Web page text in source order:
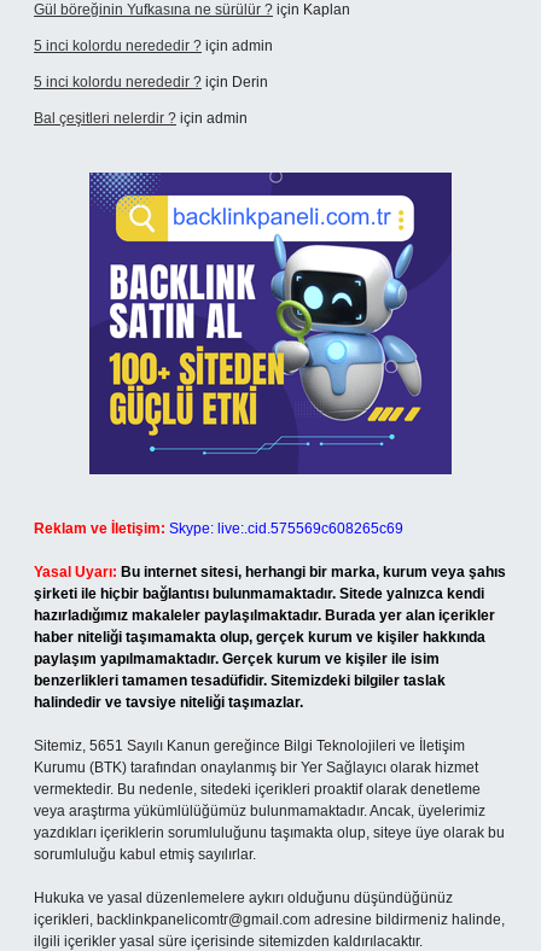
Gül böreğinin Yufkasına ne sürülür ? için Kaplan
5 inci kolordu nerededir ? için admin
5 inci kolordu nerededir ? için Derin
Bal çeşitleri nelerdir ? için admin
Reklam ve İletişim: Skype: live:.cid.575569c608265c69
Yasal Uyarı: Bu internet sitesi, herhangi bir marka, kurum veya şahıs
şirketi ile hiçbir bağlantısı bulunmamaktadır. Sitede yalnızca kendi
hazırladığımız makaleler paylaşılmaktadır. Burada yer alan içerikler
haber niteliği taşımamakta olup, gerçek kurum ve kişiler hakkında
paylaşım yapılmamaktadır. Gerçek kurum ve kişiler ile isim
benzerlikleri tamamen tesadüfidir. Sitemizdeki bilgiler taslak
halindedir ve tavsiye niteliği taşımazlar.
Sitemiz, 5651 Sayılı Kanun gereğince Bilgi Teknolojileri ve İletişim
Kurumu (BTK) tarafından onaylanmış bir Yer Sağlayıcı olarak hizmet
vermektedir. Bu nedenle, sitedeki içerikleri proaktif olarak denetleme
veya araştırma yükümlülüğümüz bulunmamaktadır. Ancak, üyelerimiz
yazdıkları içeriklerin sorumluluğunu taşımakta olup, siteye üye olarak bu
sorumluluğu kabul etmiş sayılırlar.
Hukuka ve yasal düzenlemelere aykırı olduğunu düşündüğünüz
içerikleri, backlinkpanelicomtr@gmail.com adresine bildirmeniz halinde,
ilgili içerikler yasal süre içerisinde sitemizden kaldırılacaktır.